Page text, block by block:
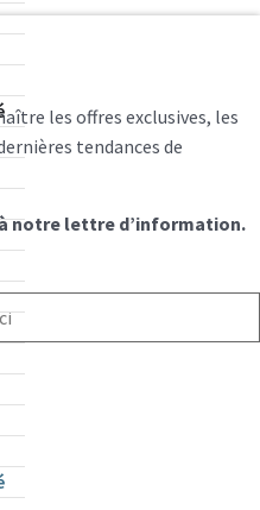
les offres exclusives, les
tendances de
notre lettre d’information.